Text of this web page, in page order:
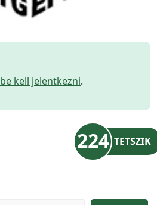
be kell jelentkezni.
224 TETSZIK